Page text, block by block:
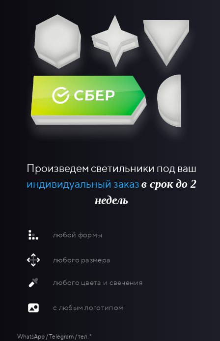
Произведем светильники под ваш
индивидуальный заказв срок до 2
недель
любой формы
любого размера
любого цвета и свечения
с любым логотипом
WhatsApp / Telegram / тел. *